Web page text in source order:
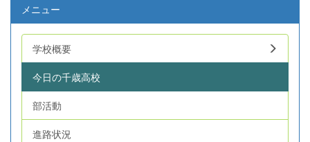
メニュー
学校概要
今日の千歳高校
部活動
進路状況